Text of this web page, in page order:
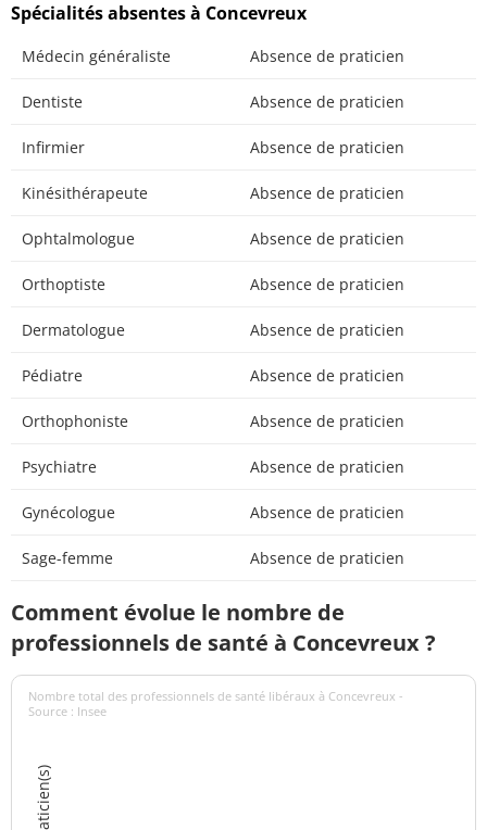
Spécialités absentes à Concevreux
Médecin généraliste Absence de praticien
Dentiste Absence de praticien
Infirmier Absence de praticien
Kinésithérapeute Absence de praticien
Ophtalmologue Absence de praticien
Orthoptiste Absence de praticien
Dermatologue Absence de praticien
Pédiatre Absence de praticien
Orthophoniste Absence de praticien
Psychiatre Absence de praticien
Gynécologue Absence de praticien
Sage-femme Absence de praticien
Comment évolue le nombre de
professionnels de santé à Concevreux ?
Nombre total des professionnels de santé libéraux à Concevreux -
Source : Insee